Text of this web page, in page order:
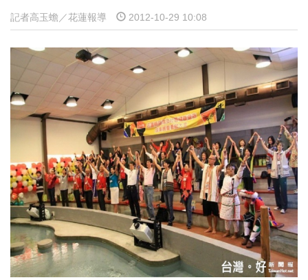
記者高玉蟾／花蓮報導 2012-10-29 10:08